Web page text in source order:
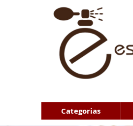
Categorias